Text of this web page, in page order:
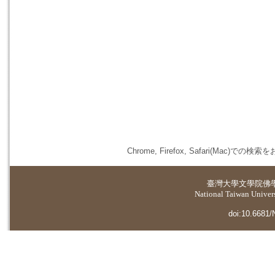
Chrome, Firefox, Safari(Mac)での検索を
臺灣大學文學院佛
National Taiwan
doi:10.6681/